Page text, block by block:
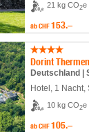
21 kg CO2e
ab CHF 153.–
Dorint
Hotel , 1 Nacht,
10 kg CO2e
ab CHF 105.–